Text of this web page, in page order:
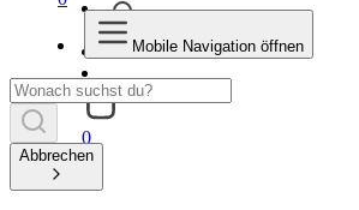
0
Mobile Navigation öffnen
Abbrechen